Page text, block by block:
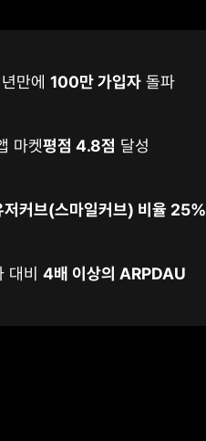
만에 100만 가입자 돌파
마켓평점 4.8점 달성
저커브(스마일커브) 비율 25%
대비 4배 이상의 ARPDAU